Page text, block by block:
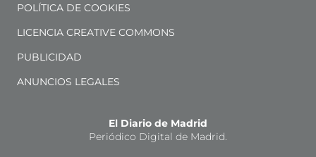
POLÍTICA DE COOKIES
LICENCIA CREATIVE COMMONS
PUBLICIDAD
ANUNCIOS LEGALES
El Diario de Madrid
Periódico Digital de Madrid.